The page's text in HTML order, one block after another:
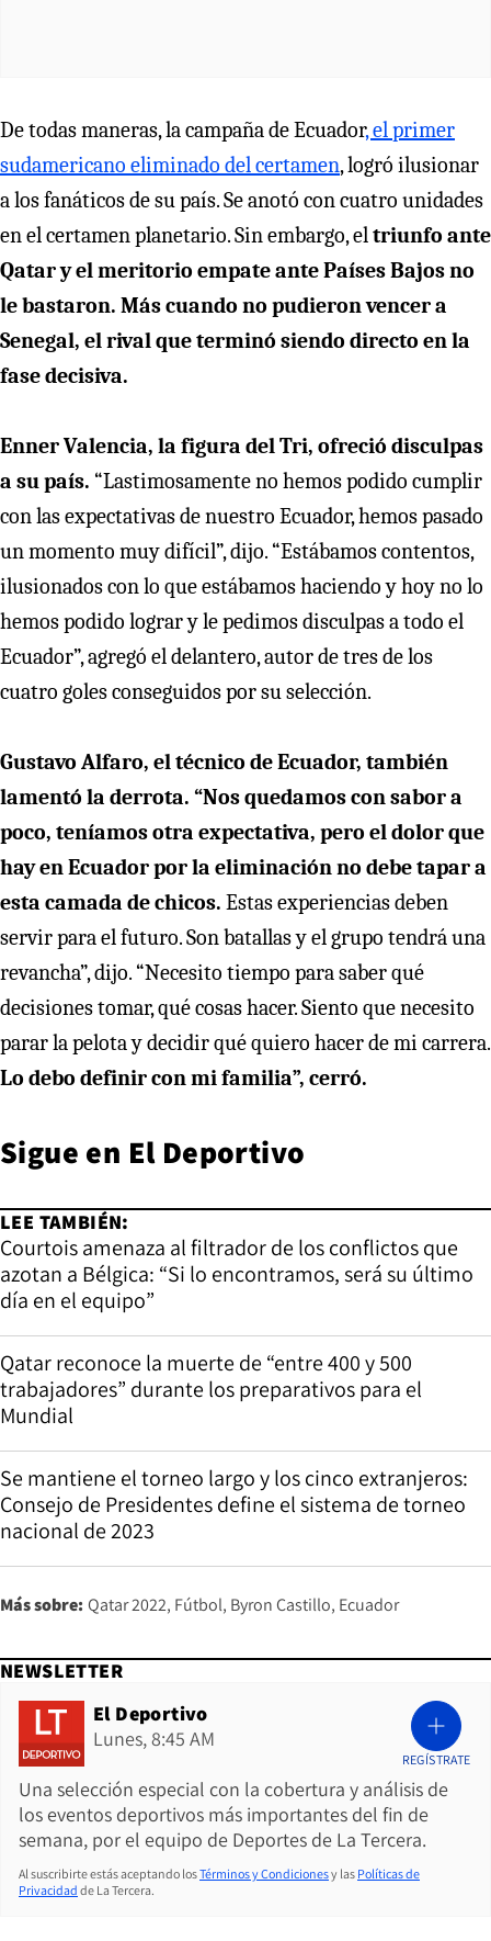
De todas maneras, la campaña de Ecuador, el primer
sudamericano eliminado del certamen, logró ilusionar
a los fanáticos de su país. Se anotó con cuatro unidades
en el certamen planetario. Sin embargo, eltriunfo ante
Qatar y el meritorio empate ante Países Bajos no
le bastaron. Más cuando no pudieron vencer a
Senegal, el rival que terminó siendo directo en la
fase decisiva.
Enner Valencia, la figura del Tri, ofreció disculpas
a su país. “Lastimosamente no hemos podido cumplir
con las expectativas de nuestro Ecuador, hemos pasado
un momento muy difícil”, dijo. “Estábamos contentos,
ilusionados con lo que estábamos haciendo y hoy no lo
hemos podido lograr y le pedimos disculpas a todo el
Ecuador”, agregó el delantero, autor de tres de los
cuatro goles conseguidos por su selección.
Gustavo Alfaro, el técnico de Ecuador, también
lamentó la derrota. “Nos quedamos con sabor a
poco, teníamos otra expectativa, pero el dolor que
hay en Ecuador por la eliminación no debe tapar a
esta camada de chicos. Estas experiencias deben
servir para el futuro. Son batallas y el grupo tendrá una
revancha”, dijo. “Necesito tiempo para saber qué
decisiones tomar, qué cosas hacer. Siento que necesito
parar la pelota y decidir qué quiero hacer de mi carrera.
Lo debo definir con mi familia”, cerró.
Sigue en El Deportivo
LEE TAMBIÉN:
Courtois amenaza al filtrador de los conflictos que
azotan a Bélgica: “Si lo encontramos, será su último
día en el equipo”
Qatar reconoce la muerte de “entre 400 y 500
trabajadores” durante los preparativos para el
Mundial
Se mantiene el torneo largo y los cinco extranjeros:
Consejo de Presidentes define el sistema de torneo
nacional de 2023
Más sobre: Qatar 2022 Fútbol Byron Castillo Ecuador
NEWSLETTER
El Deportivo
Lunes, 8:45 AM
Una selección especial con la cobertura y análisis de
los eventos deportivos más importantes del fin de
semana, por el equipo de Deportes de La Tercera.
REGÍSTRATE
Al suscribirte estás aceptando losTérminos y Condicionesy las Políticas de
Privacidad de La Tercera.